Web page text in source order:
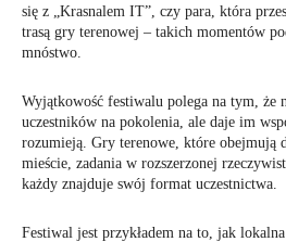
się z „Krasnalem IT”, czy para, która
trasą gry terenowej – takich momentów
mnóstwo.
Wyjątkowość festiwalu polega na tym, że
uczestników na pokolenia, ale daje im
rozumieją. Gry terenowe, które obejmują
mieście, zadania w rozszerzonej
każdy znajduje swój format uczestnictwa.
Festiwal jest przykładem na to, jak